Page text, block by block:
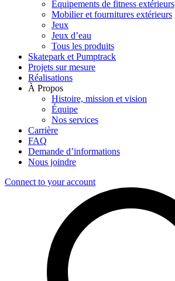
Équipements de fitness extérieurs
Mobilier et fournitures extérieurs
Jeux
Jeux d’eau
Tous les produits
Skatepark et Pumptrack
Projets sur mesure
Réalisations
À Propos
Histoire, mission et vision
Équipe
Nos services
Carrière
FAQ
Demande d’informations
Nous joindre
Connect to your account